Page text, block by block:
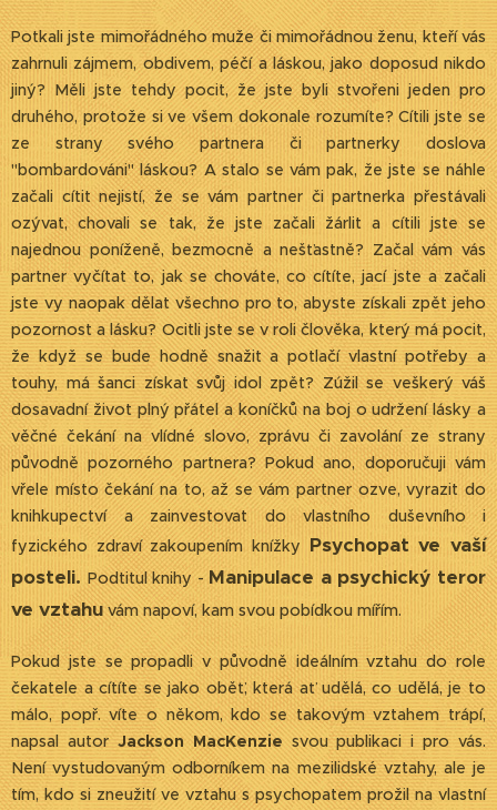
Potkali jste mimořádného muže či mimořádnou ženu, kteří vás
zahrnuli zájmem, obdivem, péčí a láskou, jako doposud nikdo
jiný? Měli jste tehdy pocit, že jste byli stvořeni jeden pro
druhého, protože si ve všem dokonale rozumíte? Cítili jste se
ze strany svého partnera či partnerky doslova
"bombardováni" láskou? A stalo se vám pak, že jste se náhle
začali cítit nejistí, že se vám partner či partnerka přestávali
ozývat, chovali se tak, že jste začali žárlit a cítili jste se
najednou poníženě, bezmocně a nešťastně? Začal vám vás
partner vyčítat to, jak se chováte, co cítíte, jací jste a začali
jste vy naopak dělat všechno pro to, abyste získali zpět jeho
pozornost a lásku? Ocitli jste se v roli člověka, který má pocit,
že když se bude hodně snažit a potlačí vlastní potřeby a
touhy, má šanci získat svůj idol zpět? Zúžil se veškerý váš
dosavadní život plný přátel a koníčků na boj o udržení lásky a
věčné čekání na vlídné slovo, zprávu či zavolání ze strany
původně pozorného partnera? Pokud ano, doporučuji vám
vřele místo čekání na to, až se vám partner ozve, vyrazit do
knihkupectví a zainvestovat do vlastního duševního i
fyzického zdraví zakoupením knížky Psychopat ve vaší
posteli. Podtitul knihy - Manipulace a psychický teror
ve vztahuvám napoví, kam svou pobídkou mířím.
Pokud jste se propadli v původně ideálním vztahu do role
čekatele a cítíte se jako oběť, která ať udělá, co udělá, je to
málo, popř. víte o někom, kdo se takovým vztahem trápí,
napsal autorJackson MacKenziesvou publikaci i pro vás.
Není vystudovaným odborníkem na mezilidské vztahy, ale je
tím, kdo si zneužití ve vztahu s psychopatem prožil na vlastní